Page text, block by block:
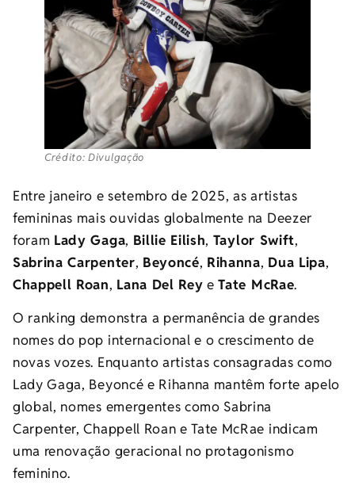
Crédito: Divulgação
Entre janeiro e setembro de 2025, as artistas
femininas mais ouvidas globalmente na Deezer
foram Lady Gaga, Billie Eilish, Taylor Swift,
Sabrina Carpenter, Beyoncé, Rihanna, Dua Lipa,
Chappell Roan, Lana Del Rey eTate McRae.
O ranking demonstra a permanência de grandes
nomes do pop internacional e o crescimento de
novas vozes. Enquanto artistas consagradas como
Lady Gaga, Beyoncé e Rihanna mantêm forte apelo
global, nomes emergentes como Sabrina
Carpenter, Chappell Roan e Tate McRae indicam
uma renovação geracional no protagonismo
feminino.